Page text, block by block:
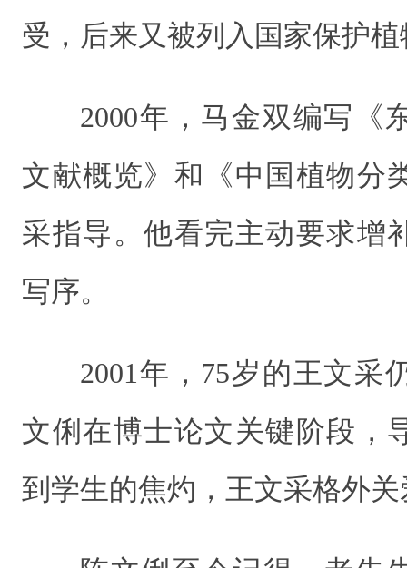
受，后来又被列入国家保护
2000年，马金双编写《
文献概览》和《中国植物分
采指导。他看完主动要求增
写序。
2001年，75岁的王文采
文俐在博士论文关键阶段，
到学生的焦灼，王文采格外